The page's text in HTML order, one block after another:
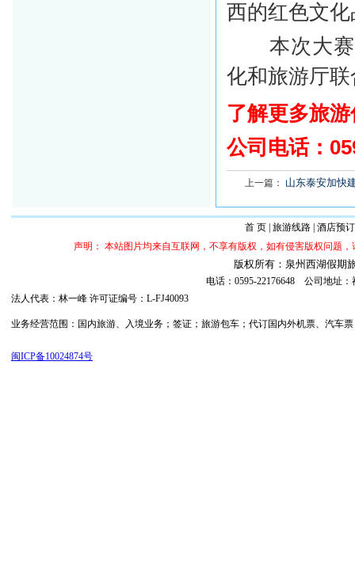
西的红色文
本次大赛
化和旅游厅
了解更多旅
公司电话：
上一篇： 山东泰安加快
首 页| 旅游线路| 酒店预订
声明： 本站图片均来自互联网，不享有版权，如有侵害版权问题
版权所有：泉州西湖假
电话：0595-22176648 公司地址
法人代表：林一峰 许可证编号：L-FJ40093
业务经营范围：国内旅游、入境业务；签证；旅游包车；代订国内外机票、汽
闽ICP备10024874号